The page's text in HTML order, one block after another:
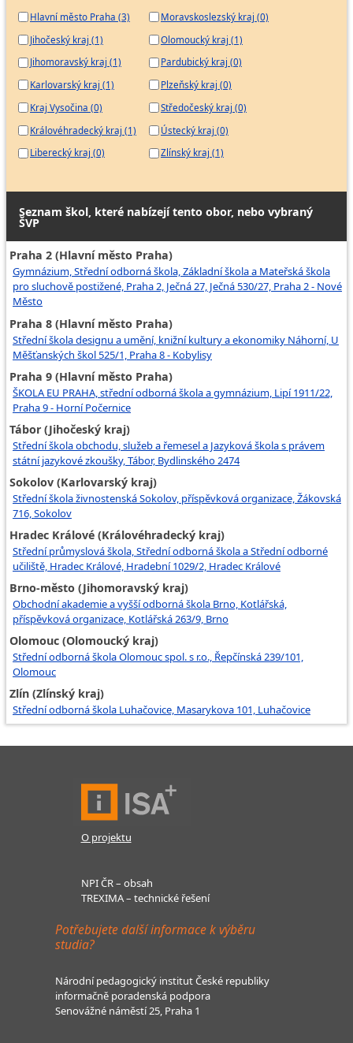
Hlavní město Praha (3)
Jihočeský kraj (1)
Jihomoravský kraj (1)
Karlovarský kraj (1)
Kraj Vysočina (0)
Královéhradecký kraj (1)
Liberecký kraj (0)
Moravskoslezský kraj (0)
Olomoucký kraj (1)
Pardubický kraj (0)
Plzeňský kraj (0)
Středočeský kraj (0)
Ústecký kraj (0)
Zlínský kraj (1)
Seznam škol, které nabízejí tento obor, nebo vybraný
ŠVP
Praha 2 (Hlavní město Praha)
Gymnázium, Střední odborná škola, Základní škola a Mateřská škola
pro sluchově postižené, Praha 2, Ječná 27, Ječná 530/27, Praha 2 - Nové
Město
Praha 8 (Hlavní město Praha)
Střední škola designu a umění, knižní kultury a ekonomiky Náhorní, U
Měšťanských škol 525/1, Praha 8 - Kobylisy
Praha 9 (Hlavní město Praha)
ŠKOLA EU PRAHA, střední odborná škola a gymnázium, Lipí 1911/22,
Praha 9 - Horní Počernice
Tábor (Jihočeský kraj)
Střední škola obchodu, služeb a řemesel a Jazyková škola s právem
státní jazykové zkoušky, Tábor, Bydlinského 2474
Sokolov (Karlovarský kraj)
Střední škola živnostenská Sokolov, příspěvková organizace, Žákovská
716, Sokolov
Hradec Králové (Královéhradecký kraj)
Střední průmyslová škola, Střední odborná škola a Střední odborné
učiliště, Hradec Králové, Hradební 1029/2, Hradec Králové
Brno-město (Jihomoravský kraj)
Obchodní akademie a vyšší odborná škola Brno, Kotlářská,
příspěvková organizace, Kotlářská 263/9, Brno
Olomouc (Olomoucký kraj)
Střední odborná škola Olomouc spol. s r.o., Řepčínská 239/101,
Olomouc
Zlín (Zlínský kraj)
Střední odborná škola Luhačovice, Masarykova 101, Luhačovice
O projektu
NPI ČR – obsah
TREXIMA – technické řešení
Potřebujete další informace k výběru
studia?
Národní pedagogický institut České republiky
informačně poradenská podpora
Senovážné náměstí 25, Praha 1